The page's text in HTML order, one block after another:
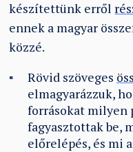
készítettünk erről
ennek a magyar
közzé.
Rövid szöveges
elmagyarázzuk,
forrásokat milyen
fagyasztottak be,
előrelépés, és mi